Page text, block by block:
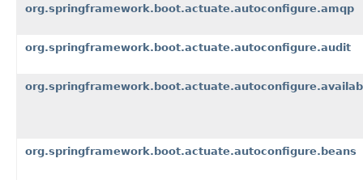
org.springframework.boot.actuate.autoconfigure.amqp
org.springframework.boot.actuate.autoconfigure.audit
org.springframework.boot.actuate.autoconfigure.beans